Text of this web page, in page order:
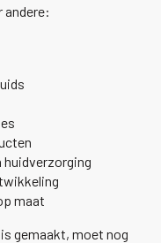
andere:
maat
gemaakt, moet nog